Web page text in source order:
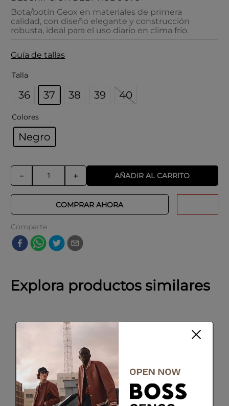
Bota/botín Geox en materiales de primera
calidad, con diseño elegante y construcción
robusta, ideal para el uso diario en clima frío.
Guía de tallas
Talla
36 37 38 39 40
Colores
Negro
＋
－ AÑADIR AL CARRITO
COMPRAR AHORA
Comparte
Explora productos similares